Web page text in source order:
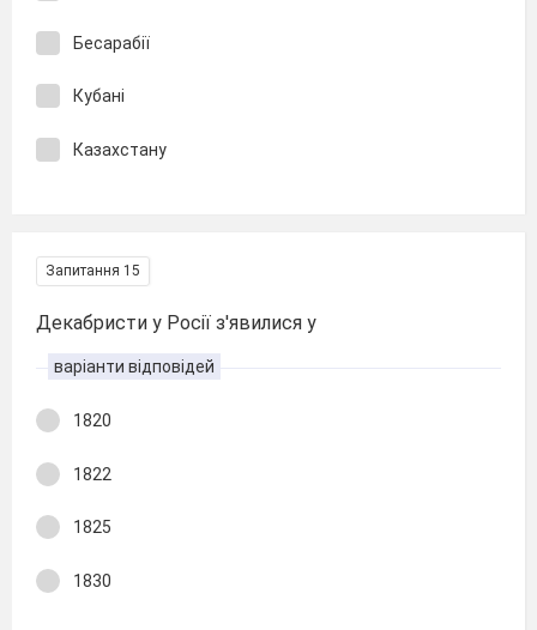
Бесарабії
Кубані
Казахстану
Запитання 15
Декабристи у Росії з'явилися у
варіанти відповідей
1820
1822
1825
1830